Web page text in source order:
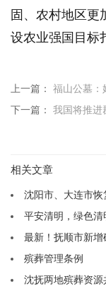
固、农村地区更
设农业强国目标
上一篇： 福山公墓：
下一篇： 我国将推进
相关文章
沈阳市、大连市
平安清明，绿色清
最新！抚顺市新增
殡葬管理条例
沈抚两地殡葬资